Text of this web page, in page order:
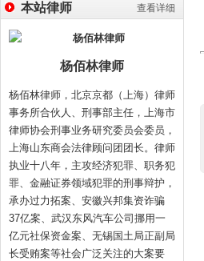
查看详细
本站律师
杨佰林律师
杨佰林律师，北京京都（上海）律师
事务所合伙人、刑事部主任，上海市
律师协会刑事业务研究委员会委员，
上海山东商会法律顾问团团长。律师
执业十八年，主攻经济犯罪、职务犯
罪、金融证券领域犯罪的刑事辩护，
承办过力拓案、安徽兴邦集资诈骗
37亿案、武汉东风汽车公司挪用一
亿元社保资金案、无锡国土局正副局
长受贿案等社会广泛关注的大案要